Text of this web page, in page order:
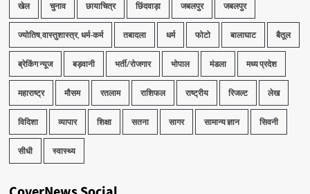
खेल चुनाव छायाचित्र छिंदवाड़ा जबलपुर जबलपुर
ज्योतिष,वास्तुशास्त्र, धर्म-कर्म तबादला धर्म फोटो बालाघाट बैतूल
ब्रेकिंग न्यूज बड़वानी भर्ती/रोजगार भोपाल मंडला मध्य प्रदेश
महाराष्ट्र मौसम रतलाम राशिफल राष्ट्रीय रिजल्ट लेख
विदिशा व्यापार शिक्षा सतना सागर सामान्य ज्ञान सिवनी
सीधी स्वास्थ्य